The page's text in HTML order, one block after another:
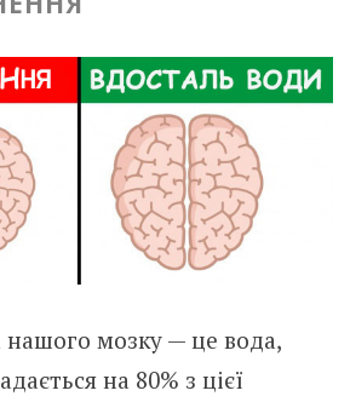
нашого мозку — це вода,
на 80% з цієї